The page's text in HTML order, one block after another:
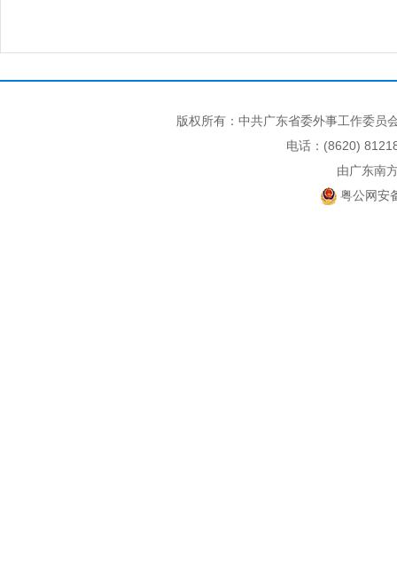
版权所有：中共广东省委外事工作委
电话：(8620)
由广东南
粤公网安